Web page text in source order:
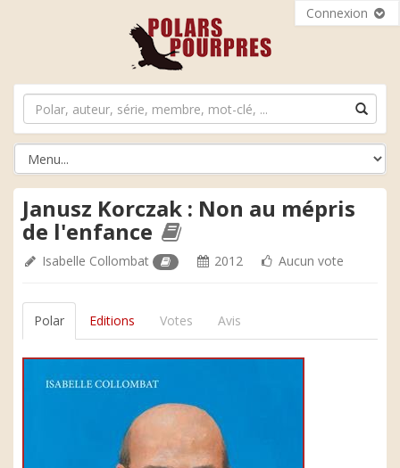
Connexion
Janusz Korczak : Non au mépris
de l'enfance
Isabelle Collombat 2012 Aucun vote
Polar Editions Votes Avis